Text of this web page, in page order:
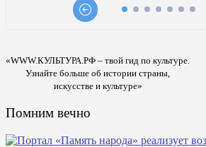
«WWW.КУЛЬТУРА.РФ – твой гид по культуре.
Узнайте больше об истории страны,
искусстве и культуре»
Помним вечно